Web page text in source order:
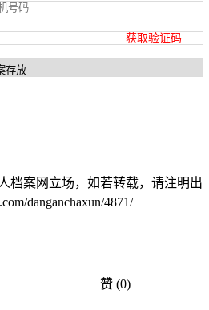
获取验证码
档案网立场，如若转载，请注明出
danganchaxun/4871/
赞 (0)